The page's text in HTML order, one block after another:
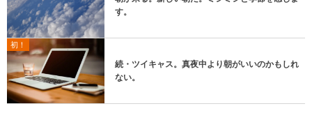
す。
初！
続・ツイキャス。真夜中より朝がいいのかもしれ
ない。